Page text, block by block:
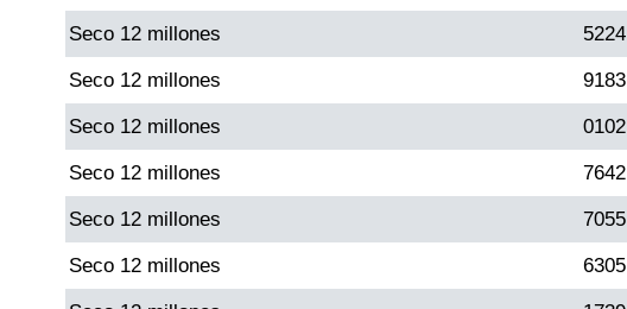
Motilon Tarde
Motilon Noche
Paisita Día
Paisita Noche
Seco 12 millones 5224
Seco 12 millones 9183
Seco 12 millones 0102
Seco 12 millones 7642
Seco 12 millones 7055
Seco 12 millones 6305